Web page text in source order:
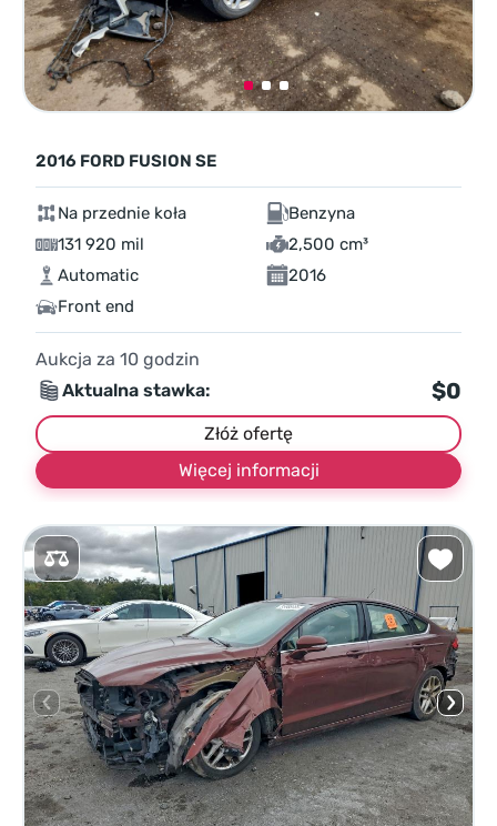
2016 FORD FUSION SE
Na przednie koła
Benzyna
131 920 mil
2,500 cm³
Automatic
2016
Front end
Aukcja za 10 godzin
Aktualna stawka:
$0
Złóż ofertę
Więcej informacji